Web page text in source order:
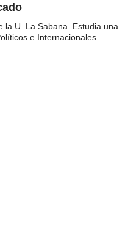
la U. La Sabana. Estudia una
e Internacionales